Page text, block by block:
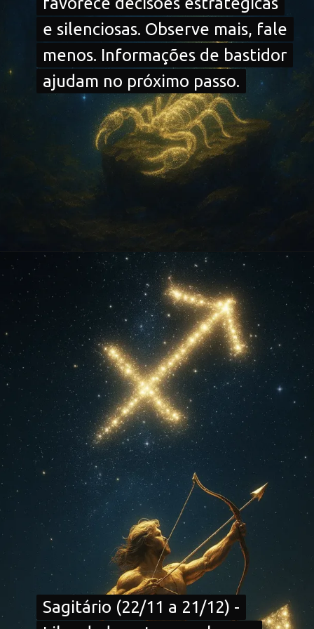
e silenciosas. Observe mais, fale
menos. Informações de bastidor
ajudam no próximo passo.
e silenciosas. Observe mais, fale
menos. Informações de bastidor
ajudam no próximo passo.
Opening https://falaregional.com.br/?s=hor%C3%B3scopo
Sagitário (22/11 a 21/12) -
Sagitário (22/11 a 21/12) -